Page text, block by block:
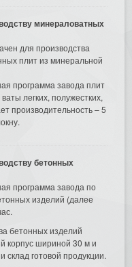
минераловатных
для производства
плит из минеральной
программа завода плит
легких, полужестких,
производительность – 5
бетонных
программа завода по
изделий (далее
бетонных изделий
корпус шириной 30 м и
склад готовой продукции.